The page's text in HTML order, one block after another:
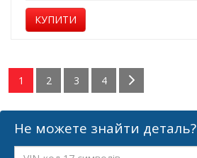
КУПИТИ
1 2 3 4
Не можете знайти деталь?